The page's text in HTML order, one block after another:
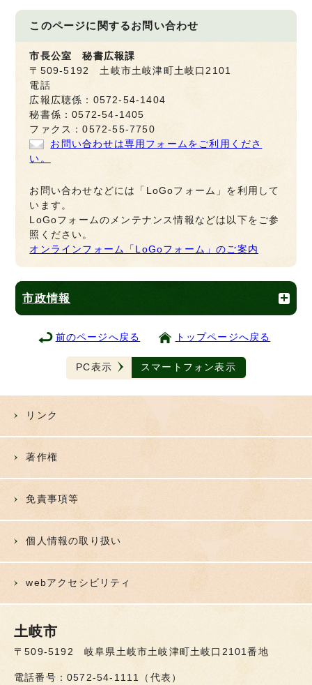
このページに関するお問い合わせ
市長公室 秘書広報課
〒509-5192 土岐市土岐津町土岐口2101
電話
広報広聴係：0572-54-1404
秘書係：0572-54-1405
ファクス：0572-55-7750
お問い合わせは専用フォームをご利用くださ
い。
お問い合わせなどには「LoGoフォーム」を利用して
います。
LoGoフォームのメンテナンス情報などは以下をご参
照ください。
オンラインフォーム「LoGoフォーム」のご案内
市政情報
前のページへ戻る トップページへ戻る
PC表示 スマートフォン表示
リンク
著作権
免責事項等
個人情報の取り扱い
webアクセシビリティ
土岐市
〒509-5192 岐阜県土岐市土岐津町土岐口2101番地
電話番号：0572-54-1111（代表）